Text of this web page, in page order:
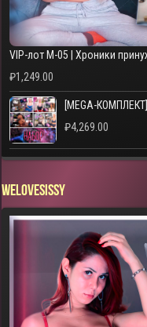
VIP-лот M-05 |
₽1,249.00
[MEGA-
₽4,269.00
WELOVESISSY